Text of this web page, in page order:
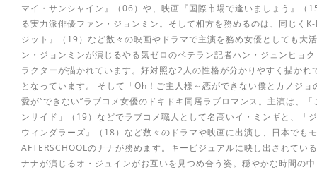
マイ・サンシャイン』（06）や、映画『国際市場で逢いましょう』（
る実力派俳優ファン・ジョンミン。そして相方を務めるのは、同じく
ジット』（19）など数々の映画やドラマで主演を務め女優としても大
ン・ジョンミンが演じるやる気ゼロのベテラン記者ハン・ジュンヒョ
ラクターが描かれています。好対照な2人の性格が分かりやすく描か
となっています。 そして「Oh！ご主人様～恋ができない僕とカノジ
愛が“できない”ラブコメ女優のドキドキ同居ラブロマンス。主演は、
ンサイド」（19）などでラブコメ職人として名高いイ・ミンギと、
ウィンダラーズ』（18）など数々のドラマや映画に出演し、日本でも
AFTERSCHOOLのナナが務めます。キービジュアルに映し出されて
ナナが演じるオ・ジュインがお互いを見つめ合う姿。穏やかな時間の